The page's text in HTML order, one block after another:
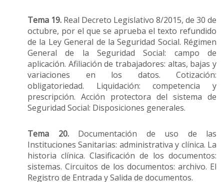
Tema 19. Real Decreto Legislativo 8/2015, de 30 de
octubre, por el que se aprueba el texto refundido
de la Ley General de la Seguridad Social. Régimen
General de la Seguridad Social: campo de
aplicación. Afiliación de trabajadores: altas, bajas y
variaciones en los datos. Cotización:
obligatoriedad. Liquidación: competencia y
prescripción. Acción protectora del sistema de
Seguridad Social: Disposiciones generales.
Tema 20.Documentación de uso de las
Instituciones Sanitarias: administrativa y clínica. La
historia clínica. Clasificación de los documentos:
sistemas. Circuitos de los documentos: archivo. El
Registro de Entrada y Salida de documentos.